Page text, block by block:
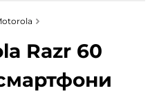
Razr 60